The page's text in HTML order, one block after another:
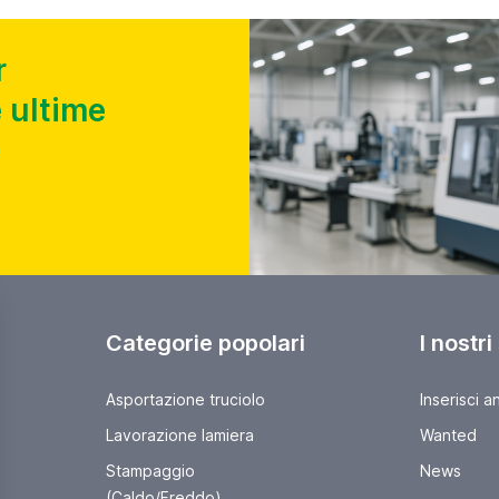
ultime
Categorie popolari
Asportazione truciolo
Lavorazione lamiera
Stampaggio
I
Inserisci
Wanted
News